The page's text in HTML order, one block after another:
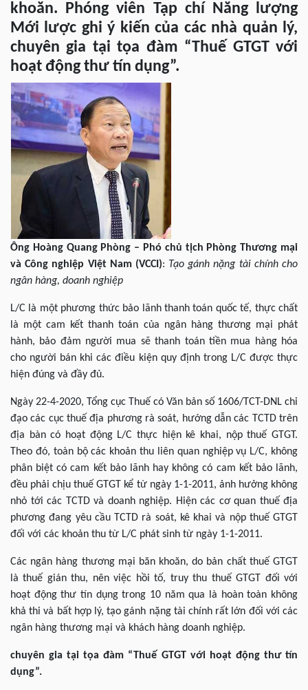
khoăn. Phóng viên Tạp chí Năng lượng
Mới lược ghi ý kiến của các nhà quản lý,
chuyên gia tại tọa đàm “Thuế GTGT với
hoạt động thư tín dụng”.
Ông Hoàng Quang Phòng – Phó chủ tịch Phòng Thương mại
và Công nghiệp Việt Nam (VCCI): Tạo gánh nặng tài chính cho
ngân hàng, doanh nghiệp
L/C là một phương thức bảo lãnh thanh toán quốc tế, thực chất
là một cam kết thanh toán của ngân hàng thương mại phát
hành, bảo đảm người mua sẽ thanh toán tiền mua hàng hóa
cho người bán khi các điều kiện quy định trong L/C được thực
hiện đúng và đầy đủ.
Ngày 22-4-2020, Tổng cục Thuế có Văn bản số 1606/TCT-DNL chỉ
đạo các cục thuế địa phương rà soát, hướng dẫn các TCTD trên
địa bàn có hoạt động L/C thực hiện kê khai, nộp thuế GTGT.
Theo đó, toàn bộ các khoản thu liên quan nghiệp vụ L/C, không
phân biệt có cam kết bảo lãnh hay không có cam kết bảo lãnh,
đều phải chịu thuế GTGT kể từ ngày 1-1-2011, ảnh hưởng không
nhỏ tới các TCTD và doanh nghiệp. Hiện các cơ quan thuế địa
phương đang yêu cầu TCTD rà soát, kê khai và nộp thuế GTGT
đối với các khoản thu từ L/C phát sinh từ ngày 1-1-2011.
Các ngân hàng thương mại băn khoăn, do bản chất thuế GTGT
là thuế gián thu, nên việc hồi tố, truy thu thuế GTGT đối với
hoạt động thư tín dụng trong 10 năm qua là hoàn toàn không
khả thi và bất hợp lý, tạo gánh nặng tài chính rất lớn đối với các
ngân hàng thương mại và khách hàng doanh nghiệp.
chuyên gia tại tọa đàm “Thuế GTGT với hoạt động thư tín
dụng”.